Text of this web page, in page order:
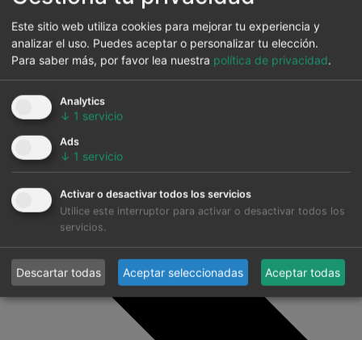
Este sitio web utiliza cookies para mejorar tu experiencia y
analizar el uso. Puedes aceptar o personalizar tu elección.
Para saber más, por favor lea nuestra política de privacidad.
Analytics
↓ 1 servicio
Ads
↓ 1 servicio
Activar o desactivar todos los servicios
Utilice este interruptor para activar o desactivar todos los
servicios.
Descartar todas Aceptar seleccionadas Aceptar todas